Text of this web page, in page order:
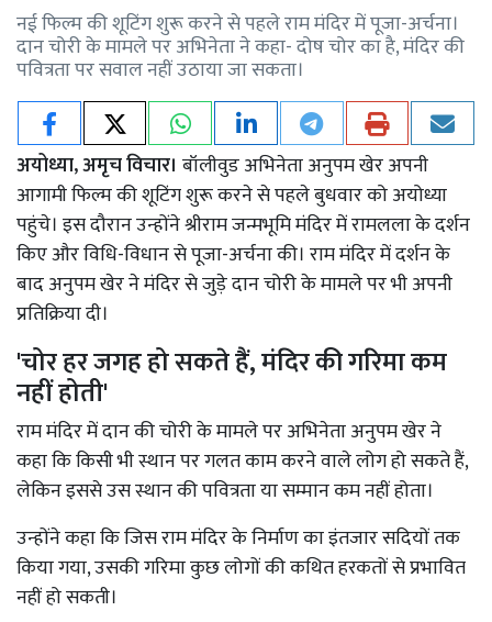
नई फिल्म की शूटिंग शुरू करने से पहले राम मंदिर में पूजा-अर्चना।
दान चोरी के मामले पर अभिनेता ने कहा- दोष चोर का है, मंदिर की
पवित्रता पर सवाल नहीं उठाया जा सकता।
अयोध्या, अमृच विचार। बॉलीवुड अभिनेता अनुपम खेर अपनी
आगामी फिल्म की शूटिंग शुरू करने से पहले बुधवार को अयोध्या
पहुंचे। इस दौरान उन्होंने श्रीराम जन्मभूमि मंदिर में रामलला के दर्शन
किए और विधि-विधान से पूजा-अर्चना की। राम मंदिर में दर्शन के
बाद अनुपम खेर ने मंदिर से जुड़े दान चोरी के मामले पर भी अपनी
प्रतिक्रिया दी।
'चोर हर जगह हो सकते हैं, मंदिर की गरिमा कम
नहीं होती'
राम मंदिर में दान की चोरी के मामले पर अभिनेता अनुपम खेर ने
कहा कि किसी भी स्थान पर गलत काम करने वाले लोग हो सकते हैं,
लेकिन इससे उस स्थान की पवित्रता या सम्मान कम नहीं होता।
उन्होंने कहा कि जिस राम मंदिर के निर्माण का इंतजार सदियों तक
किया गया, उसकी गरिमा कुछ लोगों की कथित हरकतों से प्रभावित
नहीं हो सकती।